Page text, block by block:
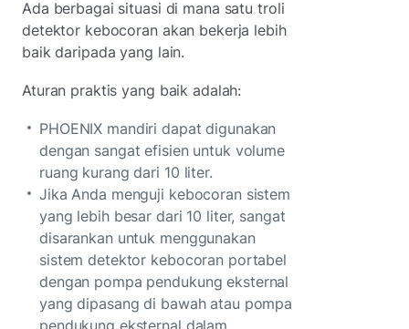
Ada berbagai situasi di mana satu troli
detektor kebocoran akan bekerja lebih
baik daripada yang lain.
Aturan praktis yang baik adalah:
PHOENIX mandiri dapat digunakan
dengan sangat efisien untuk volume
ruang kurang dari 10 liter.
Jika Anda menguji kebocoran sistem
yang lebih besar dari 10 liter, sangat
disarankan untuk menggunakan
sistem detektor kebocoran portabel
dengan pompa pendukung eksternal
yang dipasang di bawah atau pompa
pendukung eksternal dalam